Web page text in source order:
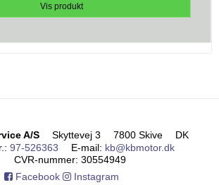
Vis produkt
A/S Skyttevej 3 7800 Skive
DK
: 97-526363 E-mail: kb@kbmotor.dk
CVR-nummer: 30554949
Facebook
Instagram